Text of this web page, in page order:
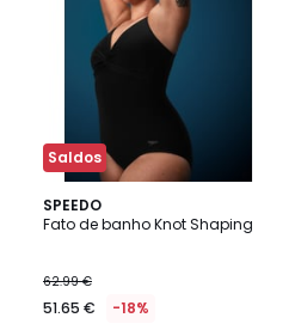
Saldos
SPEEDO
Fato de banho Knot Shaping
62.99 €
51.65 € -18%